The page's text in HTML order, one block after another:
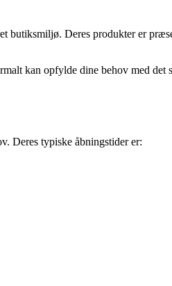
Deres produkter er
kan opfylde dine behov med
Deres typiske åbningstider er: